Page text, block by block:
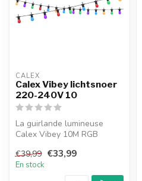
CALEX
Calex Vibey lichtsnoer
220-240V 10
La guirlande lumineuse
Calex Vibey 10M RGB
des couleu...
€39,99 €33,99
En stock